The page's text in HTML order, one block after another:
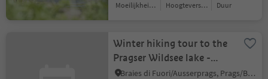
Moeilijkheidsgraad Hoogteverschil Duur
Winter hiking tour to the
Pragser Wildsee lake -
Viktor Wolfgang Edler
Braies di Fuori/Ausserprags, Prags/Braies, Dolomites Region 3 Zinnen